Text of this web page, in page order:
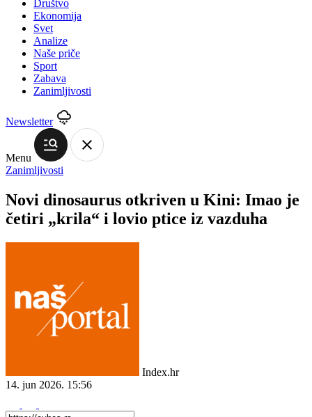
Društvo
Ekonomija
Svet
Analize
Naše priče
Sport
Zabava
Zanimljivosti
Newsletter
Menu
Zanimljivosti
Novi dinosaurus otkriven u Kini: Imao je
četiri „krila“ i lovio ptice iz vazduha
Index.hr
14. jun 2026. 15:56